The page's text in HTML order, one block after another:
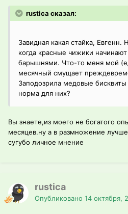
rustica сказал:
Завидная какая стайка,
когда красные чижики начинают
барышнями. Что-то меня мой
месячный смущает
Заподозрила медовые
норма для них?
Вы знаете,из моего не богатого
месяцев.ну а в размножение
сугубо личное мнение
rustica
Опубликовано 14 октября,